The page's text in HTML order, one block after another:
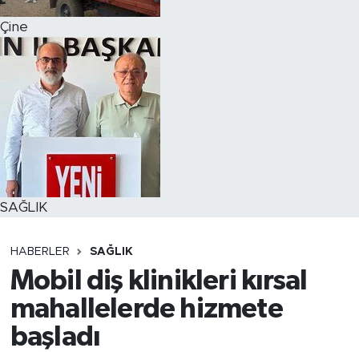
Çine
SAĞLIK
HABERLER SAĞLIK
Mobil diş klinikleri kırsal
mahallelerde hizmete
başladı